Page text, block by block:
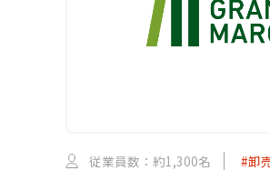
従業員数：約1,300名
#卸